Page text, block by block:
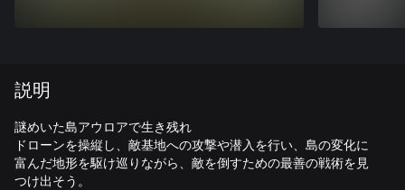
説明
謎めいた島アウロアで生き残れ
ドローンを操縦し、敵基地への攻撃や潜入を行い、島の変化に
富んだ地形を駆け巡りながら、敵を倒すための最善の戦術を見
つけ出そう。